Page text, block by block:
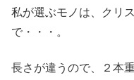
私が選ぶモノは、クリ
で・・・。
長さが違うので、２本